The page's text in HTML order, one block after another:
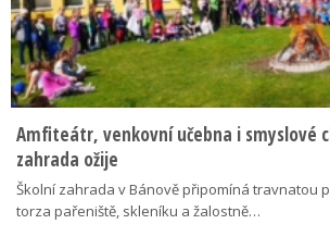
Amfiteátr, venkovní učebna i smyslové
zahrada ožije
Školní zahrada v Bánově připomíná travnatou
torza pařeniště, skleníku a žalostně…